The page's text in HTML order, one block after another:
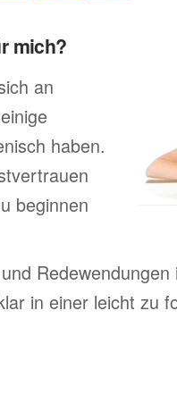
mich?
an
haben.
beginnen
Redewendungen
in einer leicht zu